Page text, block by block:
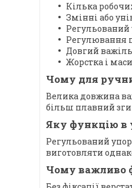
Кілька
Змінні або
Регульований
Регулювання
Довгий важіль
Жорстка і
Чому для
Велика довжина
більш плавний
Яку функцію в
Регульований упор
виготовляти
Чому важливо